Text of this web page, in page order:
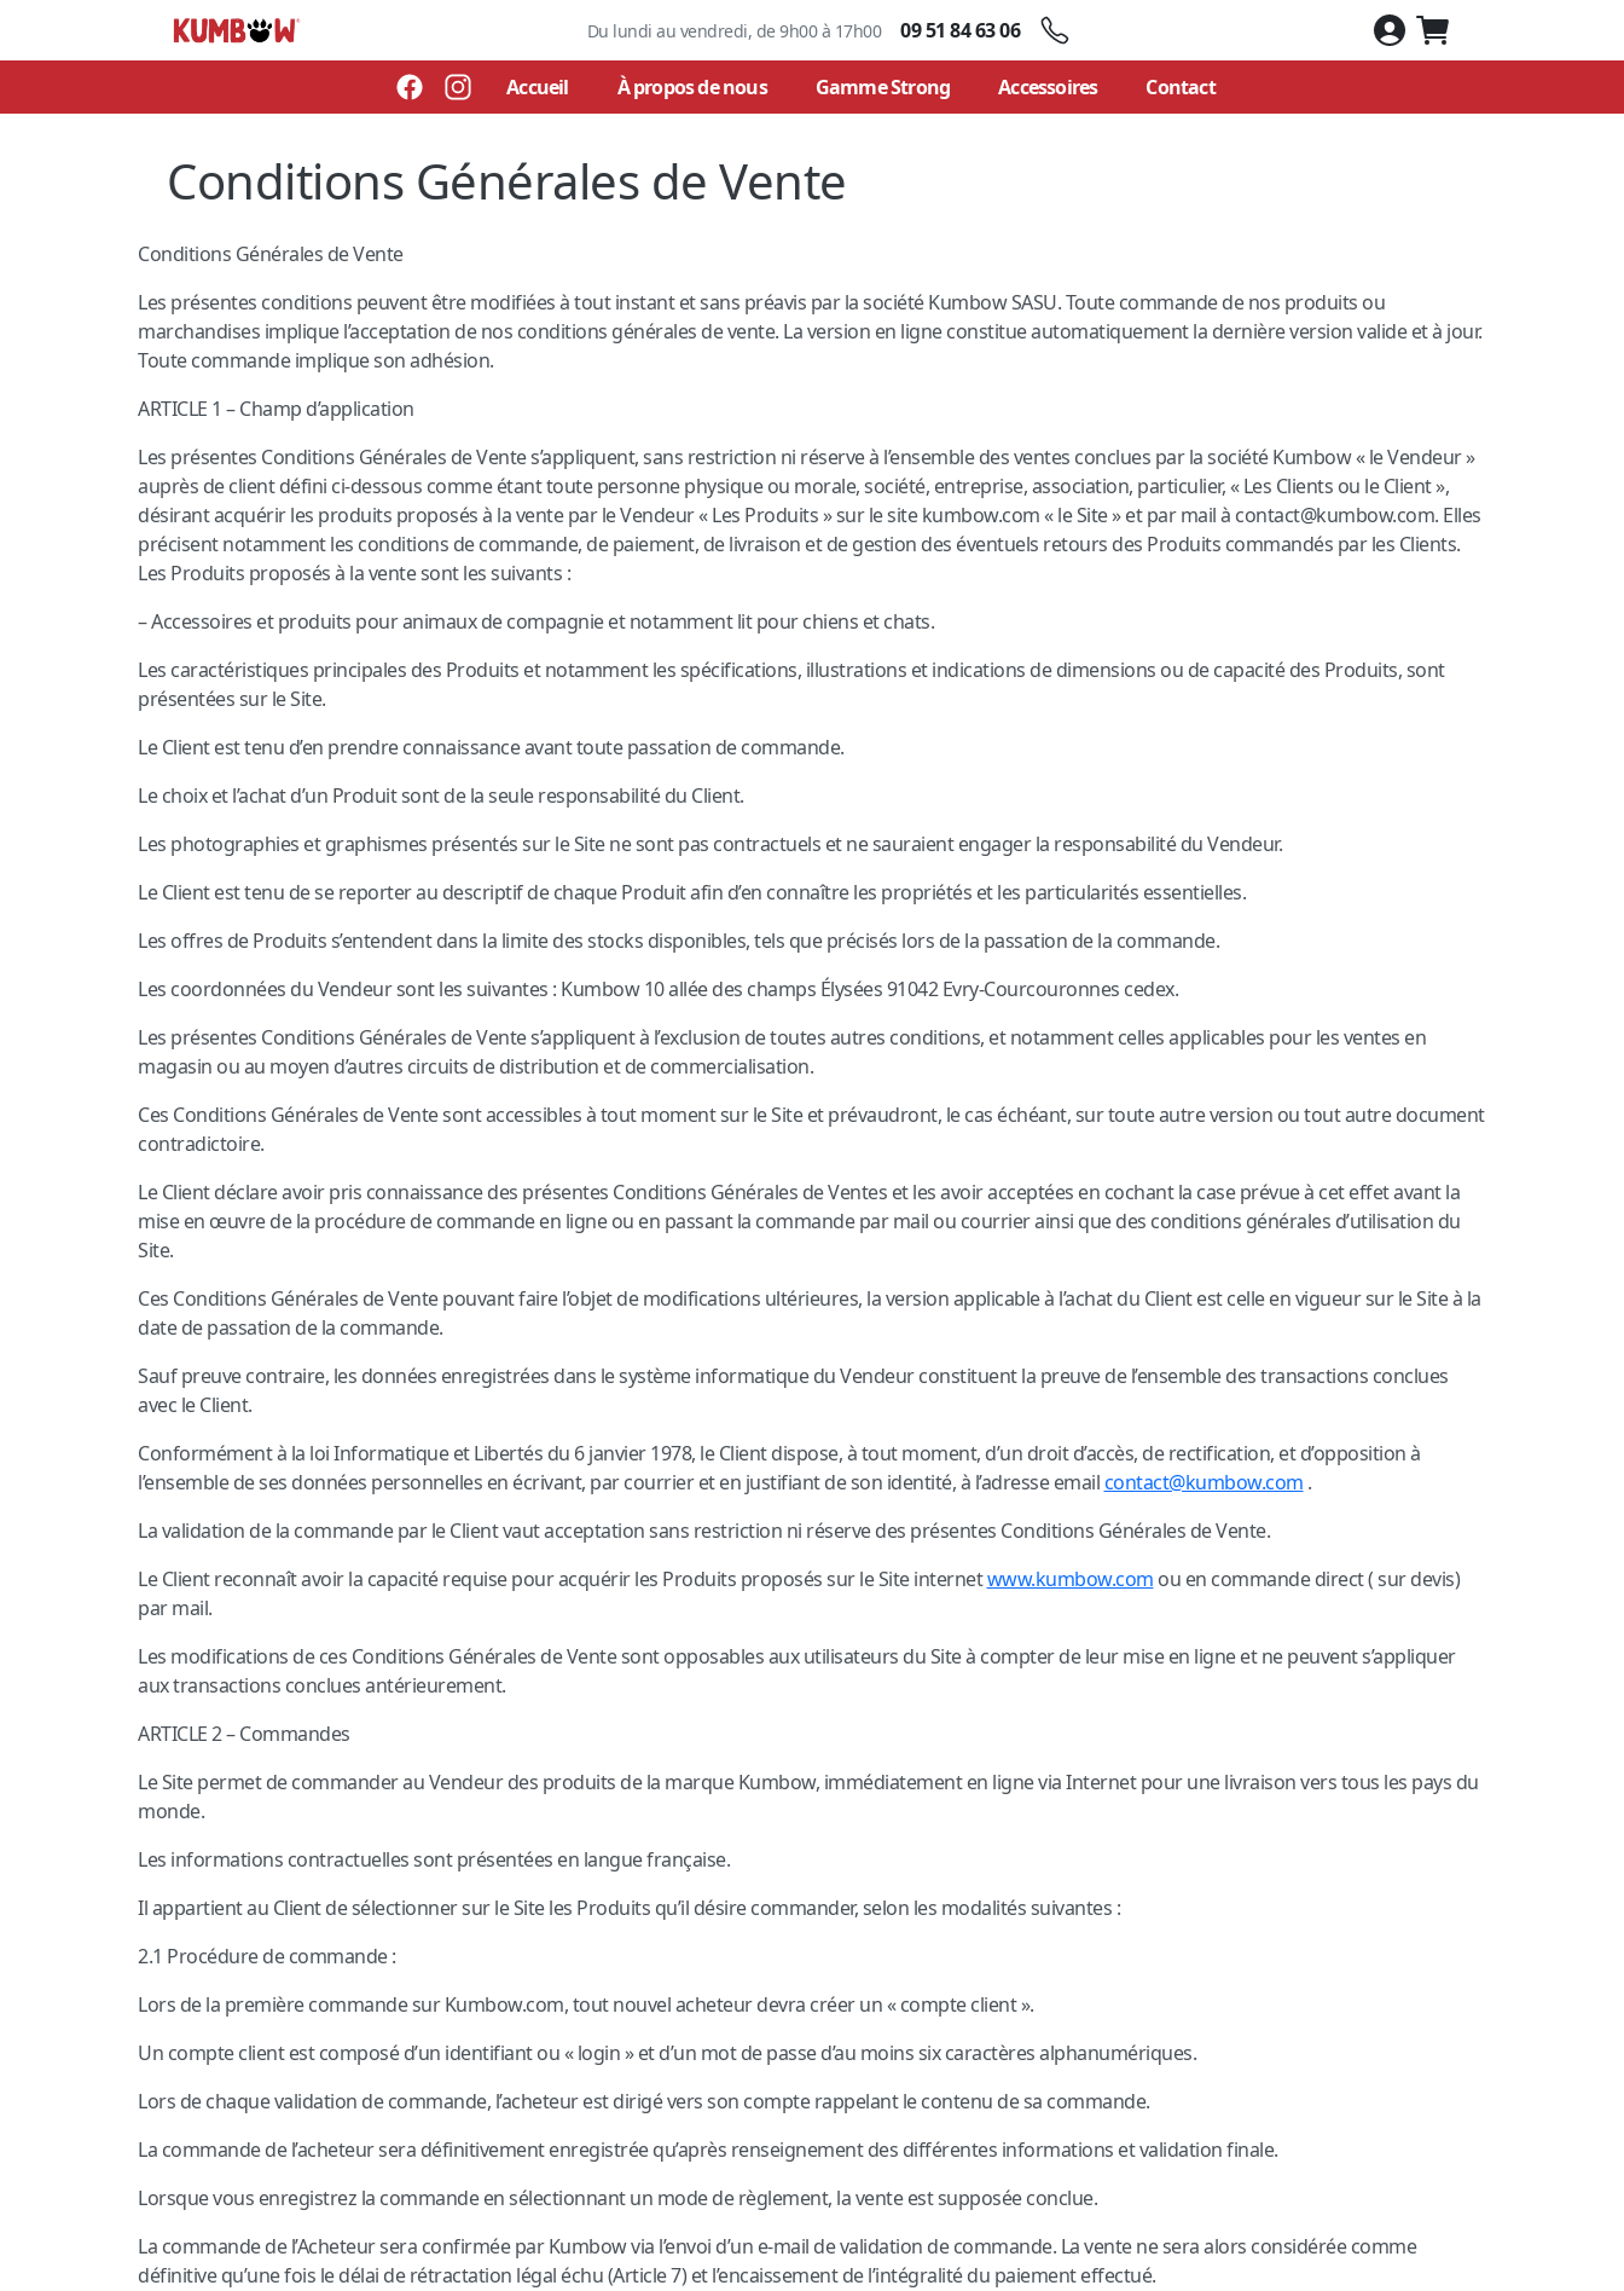
Du lundi au vendredi, de 9h00 à 17h00 09 51 84 63 06
Accueil À propos de nous Gamme Strong Accessoires
Contact
Conditions Générales de Vente
Conditions Générales de Vente
Les présentes conditions peuvent être modifiées à tout instant et sans préavis par la société Kumbow SASU. Toute commande de nos produits ou
marchandises implique l’acceptation de nos conditions générales de vente. La version en ligne constitue automatiquement la dernière version valide et à jour.
Toute commande implique son adhésion.
ARTICLE 1 – Champ d’application
Les présentes Conditions Générales de Vente s’appliquent, sans restriction ni réserve à l’ensemble des ventes conclues par la société Kumbow « le Vendeur »
auprès de client défini ci-dessous comme étant toute personne physique ou morale, société, entreprise, association, particulier, « Les Clients ou le Client »,
désirant acquérir les produits proposés à la vente par le Vendeur « Les Produits » sur le site kumbow.com « le Site » et par mail à contact@kumbow.com. Elles
précisent notamment les conditions de commande, de paiement, de livraison et de gestion des éventuels retours des Produits commandés par les Clients.
Les Produits proposés à la vente sont les suivants :
– Accessoires et produits pour animaux de compagnie et notamment lit pour chiens et chats.
Les caractéristiques principales des Produits et notamment les spécifications, illustrations et indications de dimensions ou de capacité des Produits, sont
présentées sur le Site.
Le Client est tenu d’en prendre connaissance avant toute passation de commande.
Le choix et l’achat d’un Produit sont de la seule responsabilité du Client.
Les photographies et graphismes présentés sur le Site ne sont pas contractuels et ne sauraient engager la responsabilité du Vendeur.
Le Client est tenu de se reporter au descriptif de chaque Produit afin d’en connaître les propriétés et les particularités essentielles.
Les offres de Produits s’entendent dans la limite des stocks disponibles, tels que précisés lors de la passation de la commande.
Les coordonnées du Vendeur sont les suivantes : Kumbow 10 allée des champs Élysées 91042 Evry-Courcouronnes cedex.
Les présentes Conditions Générales de Vente s’appliquent à l’exclusion de toutes autres conditions, et notamment celles applicables pour les ventes en
magasin ou au moyen d’autres circuits de distribution et de commercialisation.
Ces Conditions Générales de Vente sont accessibles à tout moment sur le Site et prévaudront, le cas échéant, sur toute autre version ou tout autre document
contradictoire.
Le Client déclare avoir pris connaissance des présentes Conditions Générales de Ventes et les avoir acceptées en cochant la case prévue à cet effet avant la
mise en œuvre de la procédure de commande en ligne ou en passant la commande par mail ou courrier ainsi que des conditions générales d’utilisation du
Site.
Ces Conditions Générales de Vente pouvant faire l’objet de modifications ultérieures, la version applicable à l’achat du Client est celle en vigueur sur le Site à la
date de passation de la commande.
Sauf preuve contraire, les données enregistrées dans le système informatique du Vendeur constituent la preuve de l’ensemble des transactions conclues
avec le Client.
Conformément à la loi Informatique et Libertés du 6 janvier 1978, le Client dispose, à tout moment, d’un droit d’accès, de rectification, et d’opposition à
l’ensemble de ses données personnelles en écrivant, par courrier et en justifiant de son identité, à l’adresse emailcontact@kumbow.com .
La validation de la commande par le Client vaut acceptation sans restriction ni réserve des présentes Conditions Générales de Vente.
Le Client reconnaît avoir la capacité requise pour acquérir les Produits proposés sur le Site internetwww.kumbow.com ou en commande direct ( sur devis)
par mail.
Les modifications de ces Conditions Générales de Vente sont opposables aux utilisateurs du Site à compter de leur mise en ligne et ne peuvent s’appliquer
aux transactions conclues antérieurement.
ARTICLE 2 – Commandes
Le Site permet de commander au Vendeur des produits de la marque Kumbow, immédiatement en ligne via Internet pour une livraison vers tous les pays du
monde.
Les informations contractuelles sont présentées en langue française.
Il appartient au Client de sélectionner sur le Site les Produits qu’il désire commander, selon les modalités suivantes :
2.1 Procédure de commande :
Lors de la première commande sur Kumbow.com, tout nouvel acheteur devra créer un « compte client ».
Un compte client est composé d’un identifiant ou « login » et d’un mot de passe d’au moins six caractères alphanumériques.
Lors de chaque validation de commande, l’acheteur est dirigé vers son compte rappelant le contenu de sa commande.
La commande de l’acheteur sera définitivement enregistrée qu’après renseignement des différentes informations et validation finale.
Lorsque vous enregistrez la commande en sélectionnant un mode de règlement, la vente est supposée conclue.
La commande de l’Acheteur sera confirmée par Kumbow via l’envoi d’un e-mail de validation de commande. La vente ne sera alors considérée comme
définitive qu’une fois le délai de rétractation légal échu (Article 7) et l’encaissement de l’intégralité du paiement effectué.